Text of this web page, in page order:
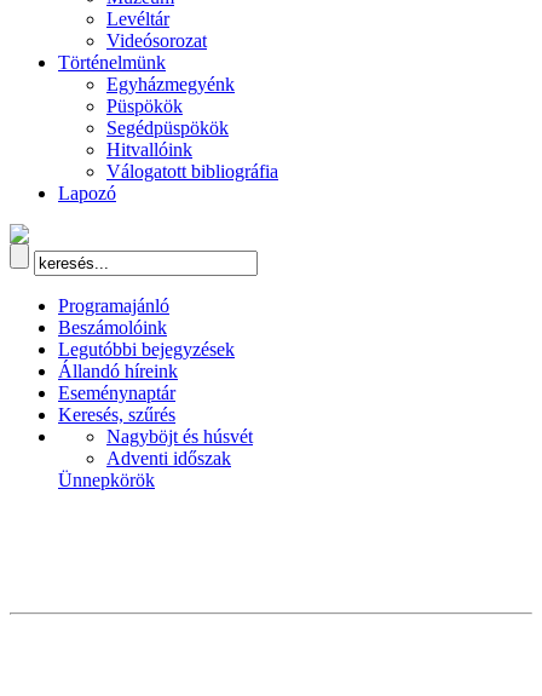
Levéltár
Videósorozat
Történelmünk
Egyházmegyénk
Püspökök
Segédpüspökök
Hitvallóink
Válogatott bibliográfia
Lapozó
Programajánló
Beszámolóink
Legutóbbi bejegyzések
Állandó híreink
Eseménynaptár
Keresés, szűrés
Nagyböjt és húsvét
Adventi időszak
Ünnepkörök